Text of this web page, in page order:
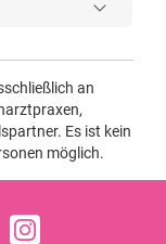
an
Es ist kein
möglich.